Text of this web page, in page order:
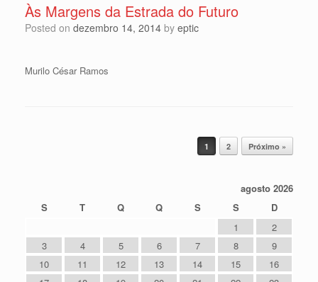
Às Margens da Estrada do Futuro
Posted on dezembro 14, 2014 by eptic
Murilo César Ramos
1 2 Próximo »
agosto 2026
S
T Q Q S S
D
1
2
3
4 5 6 7 8
9
10
11 12 13 14 15
16